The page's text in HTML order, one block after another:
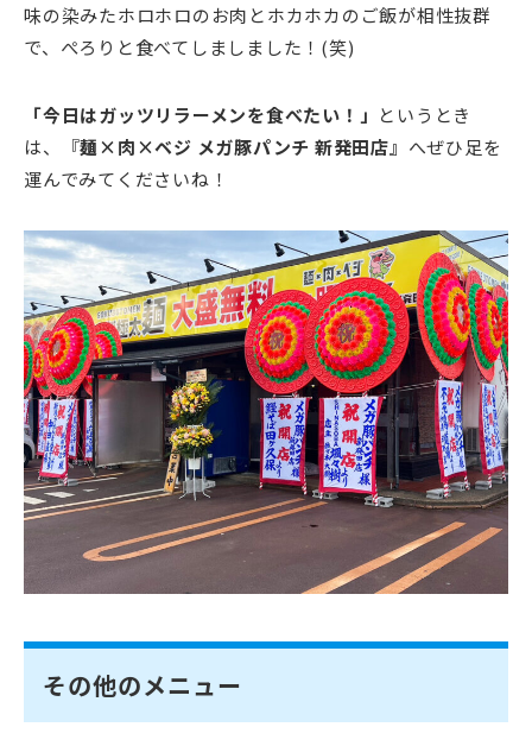
味の染みたホロホロのお肉とホカホカのご飯が相性抜群
で、ぺろりと食べてしましました！(笑)
「今日はガッツリラーメンを食べたい！」 というとき
は、『麺×肉×ベジ メガ豚パンチ 新発田店』 へぜひ足を
運んでみてくださいね！
その他のメニュー